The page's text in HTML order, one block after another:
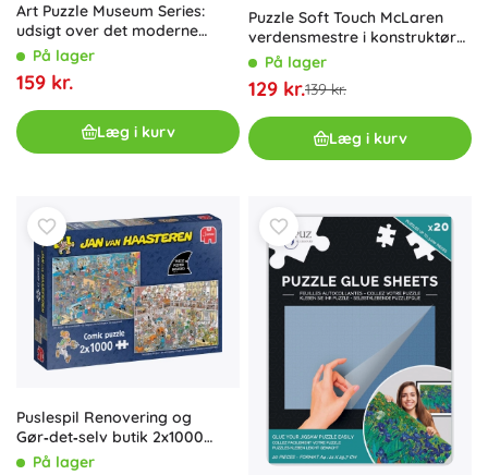
Art Puzzle Museum Series:
udsigt over det moderne
Rom, 2000 brikker
På lager
159 kr.
Læg i kurv
Puzzle Soft Touch McLaren
verdensmestre i konstruktører
F1 1000 brikker
På lager
129 kr.139 kr.
Læg i kurv
Puslespil Renovering og
Gør‑det‑selv butik 2x1000
brikker
På lager